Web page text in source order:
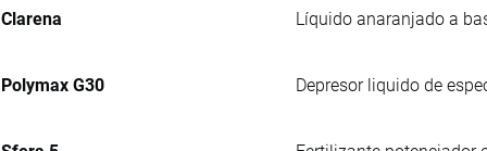
Clarena Líquido anaranjado a
Polymax G30 Depresor liquido de